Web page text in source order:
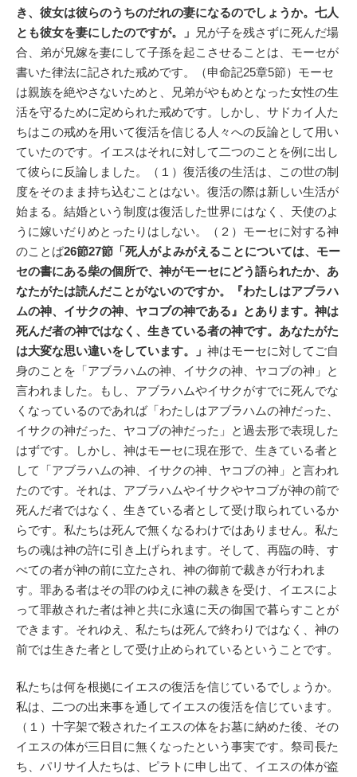
き、彼女は彼らのうちのだれの妻になるのでしょうか。七人
とも彼女を妻にしたのですが。」
兄が子を残さずに死んだ場
合、弟が兄嫁を妻にして子孫を起こさせることは、モーセが
書いた律法に記された戒めです。（申命記25章5節）モーセ
は親族を絶やさないためと、兄弟がやもめとなった女性の生
活を守るために定められた戒めです。しかし、サドカイ人た
ちはこの戒めを用いて復活を信じる人々への反論として用い
ていたのです。イエスはそれに対して二つのことを例に出し
て彼らに反論しました。（１）復活後の生活は、この世の制
度をそのまま持ち込むことはない。復活の際は新しい生活が
始まる。結婚という制度は復活した世界にはなく、天使のよ
うに嫁いだりめとったりはしない。（２）モーセに対する神
のことば26節27節「死人がよみがえることについては、モー
セの書にある柴の個所で、神がモーセにどう語られたか、あ
なたがたは読んだことがないのですか。『わたしはアブラハ
ムの神、イサクの神、ヤコブの神である』とあります。神は
死んだ者の神ではなく、生きている者の神です。あなたがた
は大変な思い違いをしています。」 神はモーセに対してご自
身のことを「アブラハムの神、イサクの神、ヤコブの神」と
言われました。もし、アブラハムやイサクがすでに死んでな
くなっているのであれば「わたしはアブラハムの神だった、
イサクの神だった、ヤコブの神だった」と過去形で表現した
はずです。しかし、神はモーセに現在形で、生きている者と
して「アブラハムの神、イサクの神、ヤコブの神」と言われ
たのです。それは、アブラハムやイサクやヤコブが神の前で
死んだ者ではなく、生きている者として受け取られているか
らです。私たちは死んで無くなるわけではありません。私た
ちの魂は神の許に引き上げられます。そして、再臨の時、す
べての者が神の前に立たされ、神の御前で裁きが行われま
す。罪ある者はその罪のゆえに神の裁きを受け、イエスによ
って罪赦された者は神と共に永遠に天の御国で暮らすことが
できます。それゆえ、私たちは死んで終わりではなく、神の
前では生きた者として受け止められているということです。
私たちは何を根拠にイエスの復活を信じているでしょうか。
私は、二つの出来事を通してイエスの復活を信じています。
（１）十字架で殺されたイエスの体をお墓に納めた後、その
イエスの体が三日目に無くなったという事実です。祭司長た
ち、パリサイ人たちは、ピラトに申し出て、イエスの体が盗